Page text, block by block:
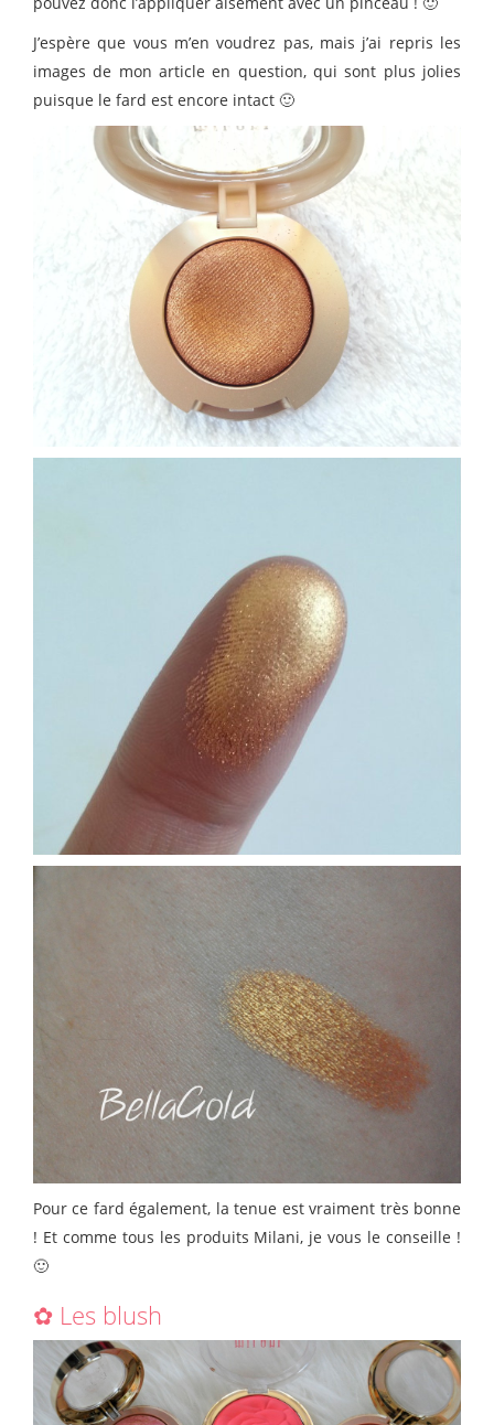
J’espère que vous m’en voudrez pas, mais j’ai repris les
images de mon article en question, qui sont plus jolies
puisque le fard est encore intact 🙂
Pour ce fard également, la tenue est vraiment très bonne
! Et comme tous les produits Milani, je vous le conseille !
🙂
✿ Les blush